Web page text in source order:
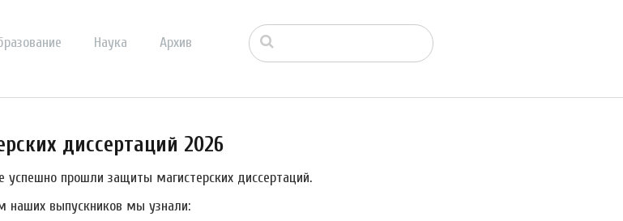
Наука Архив
диссертаций 2026
прошли защиты магистерских диссертаций.
наших выпускников мы узнали: